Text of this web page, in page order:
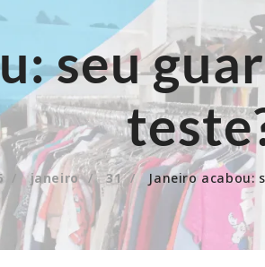
seu
janeiro 31 Janeiro acabou: